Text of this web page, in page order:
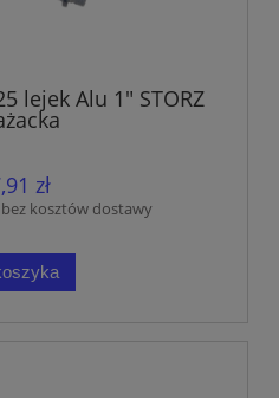
lejek Alu 1" STORZ
zł
bez kosztów dostawy